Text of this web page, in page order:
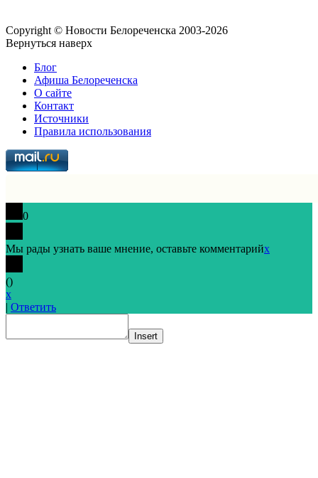
Copyright © Новости Белореченска 2003-2026
Вернуться наверх
Блог
Афиша Белореченска
О сайте
Контакт
Источники
Правила использования
0
Мы рады узнать ваше мнение, оставьте комментарийx
()
x
| Ответить
Insert